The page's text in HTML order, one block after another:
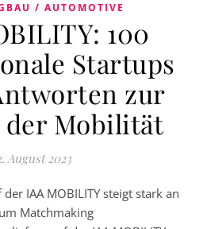
/ AUTOMOTIVE
100
Startups
zur
Mobilität
August 2023
IAA MOBILITY steigt stark an
Matchmaking